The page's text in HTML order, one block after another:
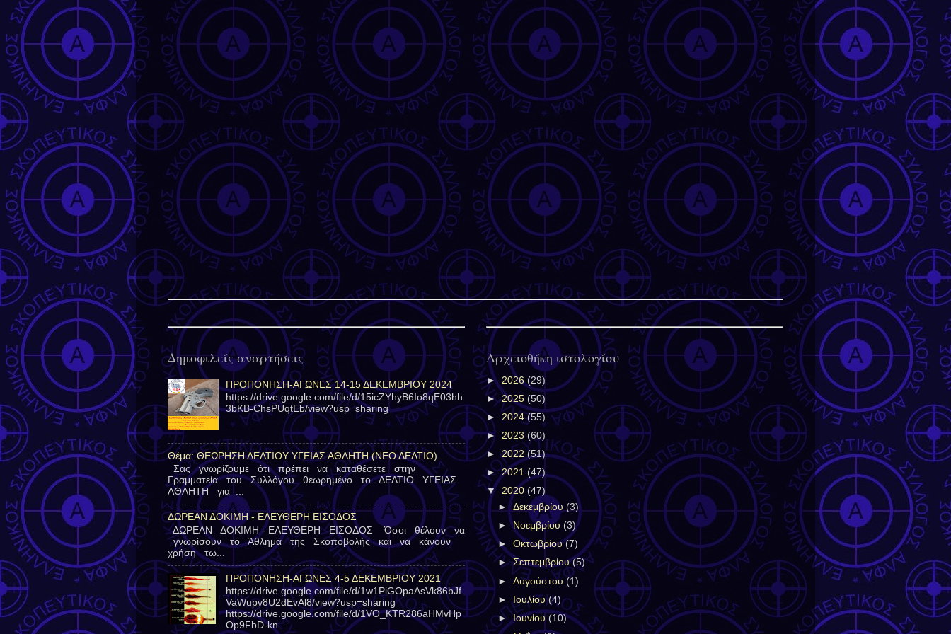
Δημοφιλείς αναρτήσεις
ΠΡΟΠΟΝΗΣΗ-ΑΓΩΝΕΣ 14-15 ΔΕΚΕΜΒΡΙΟΥ 2024
https://drive.google.com/file/d/15icZYhyB6Io8qE03hh
3bKB-ChsPUqtEb/view?usp=sharing
Θέμα: ΘΕΩΡΗΣΗ ΔΕΛΤΙΟΥ ΥΓΕΙΑΣ ΑΘΛΗΤΗ (ΝΕΟ ΔΕΛΤΙΟ)
Σας γνωρίζουμε ότι πρέπει να καταθέσετε στην
Γραμματεία του Συλλόγου θεωρημένο το ΔΕΛΤΙΟ ΥΓΕΙΑΣ
ΑΘΛΗΤΗ για ...
ΔΩΡΕΑΝ ΔΟΚΙΜΗ - ΕΛΕΥΘΕΡΗ ΕΙΣΟΔΟΣ
ΔΩΡΕΑΝ ΔΟΚΙΜΗ - ΕΛΕΥΘΕΡΗ ΕΙΣΟΔΟΣ Όσοι θέλουν να
γνωρίσουν το Άθλημα της Σκοποβολής και να κάνουν
χρήση τω...
ΠΡΟΠΟΝΗΣΗ-ΑΓΩΝΕΣ 4-5 ΔΕΚΕΜΒΡΙΟΥ 2021
https://drive.google.com/file/d/1w1PiGOpaAsVk86bJf
VaWupv8U2dEvAl8/view?usp=sharing
https://drive.google.com/file/d/1VO_KTR286aHMvHp
Op9FbD-kn...
Αρχειοθήκη ιστολογίου
► 2026 (29)
►2025 (50)
► 2024(55)
► 2023 (60)
►2022(51)
►2021 (47)
▼ 2020 (47)
►Δεκεμβρίου(3)
►Νοεμβρίου (3)
►Οκτωβρίου(7)
►Σεπτεμβρίου(5)
►Αυγούστου(1)
►Ιουλίου (4)
►Ιουνίου(10)